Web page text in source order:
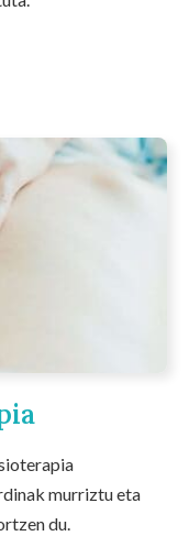
murriztu eta
du.